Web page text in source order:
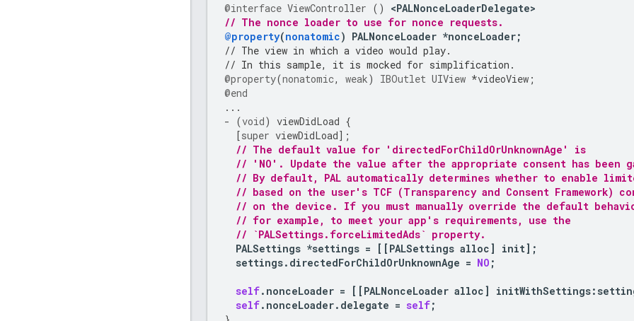
@interface ViewController () <PALNonceLoaderDelegate
// The nonce loader to use for nonce requests.
@property(nonatomic) PALNonceLoader *nonceLoader;
// The view in which a video would play.
// In this sample, it is mocked for simplification.
@property(nonatomic, weak) IBOutlet UIView *videoView ;
@end
...
-
(void) viewDidLoad {
[super viewDidLoad];
// The default value for 'directedForChildOrUnknownAge' is
// 'NO'. Update the value after the appropriate consent has been
// By default, PAL automatically determines whether to enable
// based on the user's TCF (Transparency and Consent Framework)
// on the device. If you must manually override the default
// for example, to meet your app's requirements, use the
// `PALSettings.forceLimitedAds` property.
PALSettings *settings = [[ PALSettings alloc] init];
settings. directedForChildOrUnknownAge = NO ;
self. nonceLoader = [[ PALNonceLoader alloc] initWithSettings:
self. nonceLoader. delegate = self;